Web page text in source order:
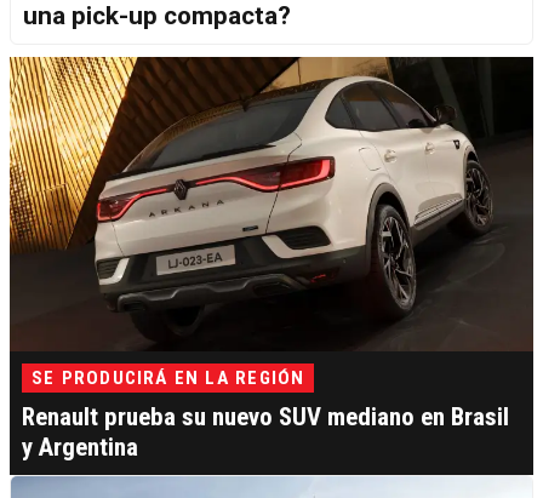
una pick-up compacta?
SE PRODUCIRÁ EN LA REGIÓN
Renault prueba su nuevo SUV mediano en Brasil
y Argentina